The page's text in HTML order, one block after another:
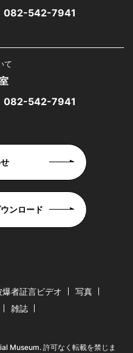
082-542-7941
て
082-542-7941
ンロード
爆者証言ビデオ
写真
雑誌
Museum. 許可なく転載を禁じま